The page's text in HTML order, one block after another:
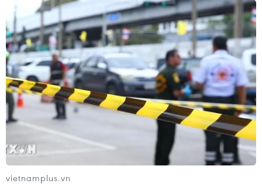
vietnamplus.vn